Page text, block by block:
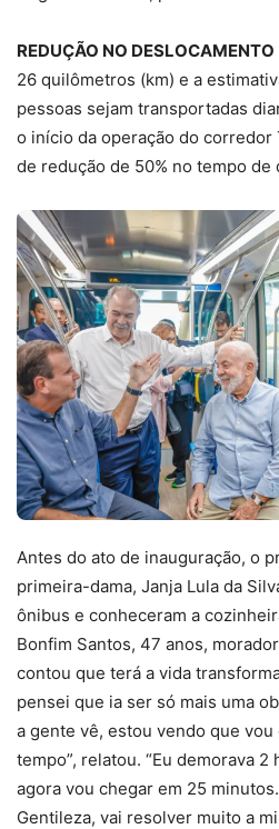
REDUÇÃO NO DESLOCAMENTO
26 quilômetros (km) e a
pessoas sejam transportadas
o início da operação do corredor
de redução de 50% no tempo de
Antes do ato de inauguração, o
primeira-dama, Janja Lula da
ônibus e conheceram a
Bonfim Santos, 47 anos,
contou que terá a vida
pensei que ia ser só mais uma
a gente vê, estou vendo que
tempo”, relatou. “Eu demorava 2
agora vou chegar em 25
Gentileza, vai resolver muito a